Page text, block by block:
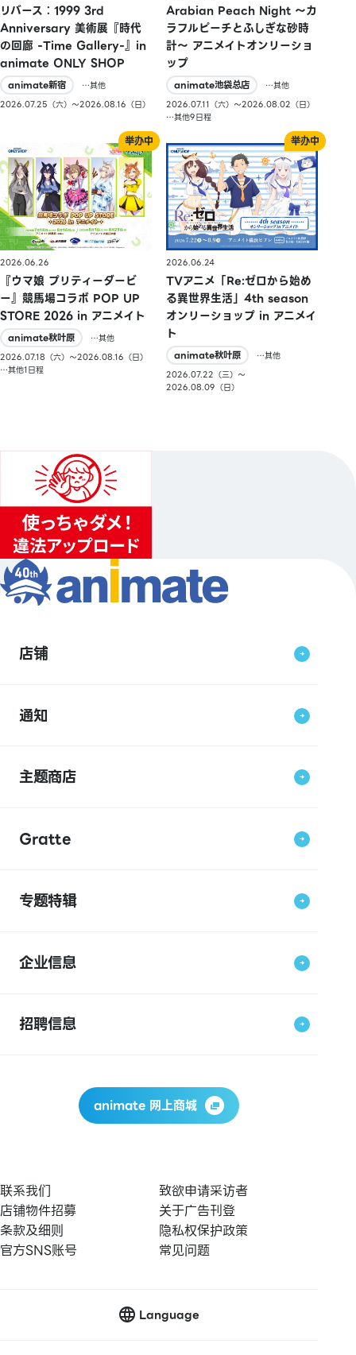
リバース：1999 3rd
Anniversary 美術展『時代
の回廊 -Time Gallery-』in
animate ONLY SHOP
animate新宿
…其他
2026.07.25（六）〜2026.08.16（日）
Arabian Peach Night 〜カ
ラフルピーチとふしぎな砂時
計〜 アニメイトオンリーショ
ップ
animate池袋总店
…其他
2026.07.11（六）〜2026.08.02（日）
…其他9日程
2026.06.26
『ウマ娘 プリティーダービ
ー』競馬場コラボ POP UP
STORE 2026 in アニメイト
animate秋叶原
…其他
2026.07.18（六）〜2026.08.16（日）
…其他1日程
2026.06.24
TVアニメ「Re:ゼロから始め
る異世界生活」4th season
オンリーショップ in アニメイ
ト
animate秋叶原
…其他
2026.07.22（三）〜
2026.08.09（日）
店铺
通知
主题商店
Gratte
专题特辑
企业信息
招聘信息
animate 网上商城
联系我们
致欲申请采访者
店铺物件招募
关于广告刊登
条款及细则
隐私权保护政策
官方SNS账号
常见问题
Language